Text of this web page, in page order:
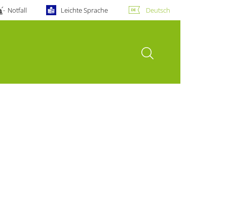
Notfall Leichte Sprache Deutsch
Suche öffnen